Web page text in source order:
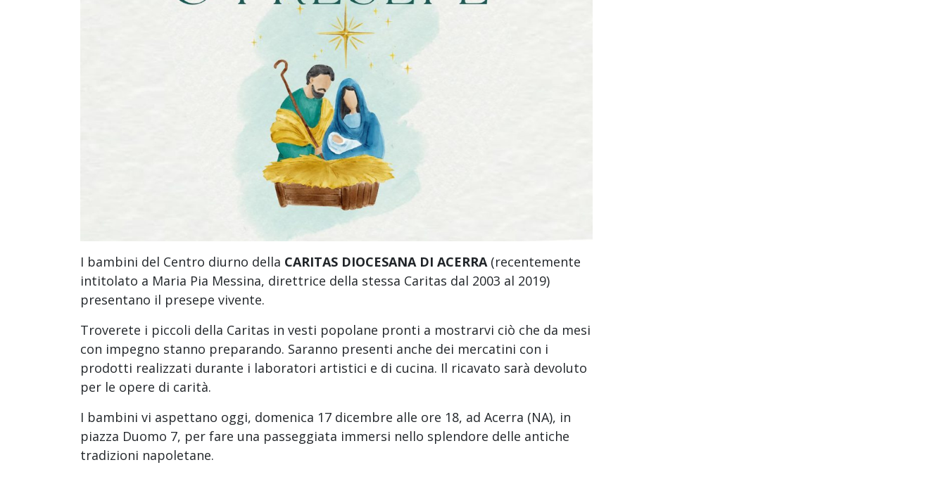
I bambini del Centro diurno della CARITAS DIOCESANA DI ACERRA(recentemente
intitolato a Maria Pia Messina, direttrice della stessa Caritas dal 2003 al 2019)
presentano il presepe vivente.
Troverete i piccoli della Caritas in vesti popolane pronti a mostrarvi ciò che da mesi
con impegno stanno preparando. Saranno presenti anche dei mercatini con i
prodotti realizzati durante i laboratori artistici e di cucina. Il ricavato sarà devoluto
per le opere di carità.
I bambini vi aspettano oggi, domenica 17 dicembre alle ore 18, ad Acerra (NA), in
piazza Duomo 7, per fare una passeggiata immersi nello splendore delle antiche
tradizioni napoletane.